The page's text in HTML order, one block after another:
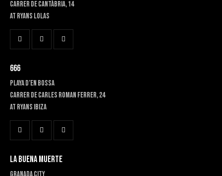
Carrer de Cantàbria, 14
at RYANS LOLAS
666
PLAYA D’EN BOSSA
Carrer de Carles Roman Ferrer, 24
At RYANS IBIZA
LA BUENA MUERTE
GRANADA CITY